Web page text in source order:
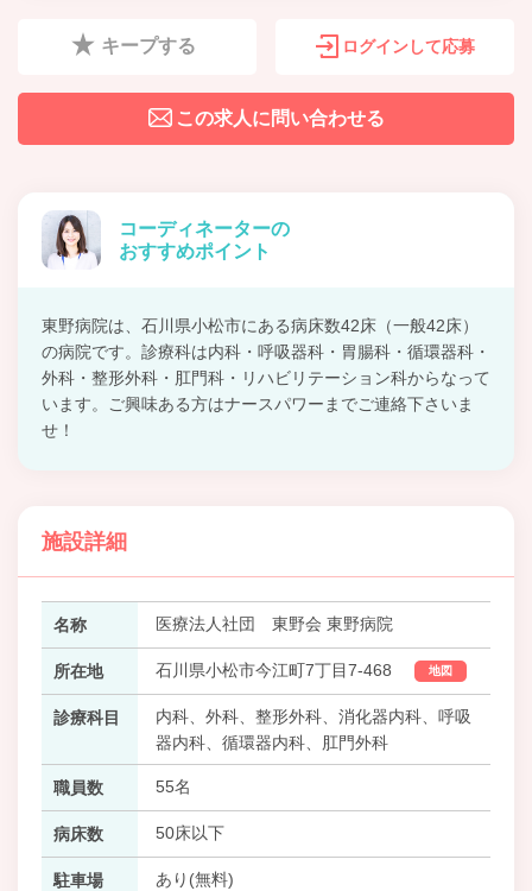
キープする ログインして応募
この求人に問い合わせる
コーディネーターの
おすすめポイント
東野病院は、石川県小松市にある病床数42床（一般42床）
の病院です。診療科は内科・呼吸器科・胃腸科・循環器科・
外科・整形外科・肛門科・リハビリテーション科からなって
います。ご興味ある方はナースパワーまでご連絡下さいま
せ！
施設詳細
名称 医療法人社団 東野会 東野病院
所在地 石川県小松市今江町7丁目7-468 地図
診療科目
内科、外科、整形外科、消化器内科、呼吸
器内科、循環器内科、肛門外科
職員数 55名
病床数 50床以下
駐車場 あり(無料)